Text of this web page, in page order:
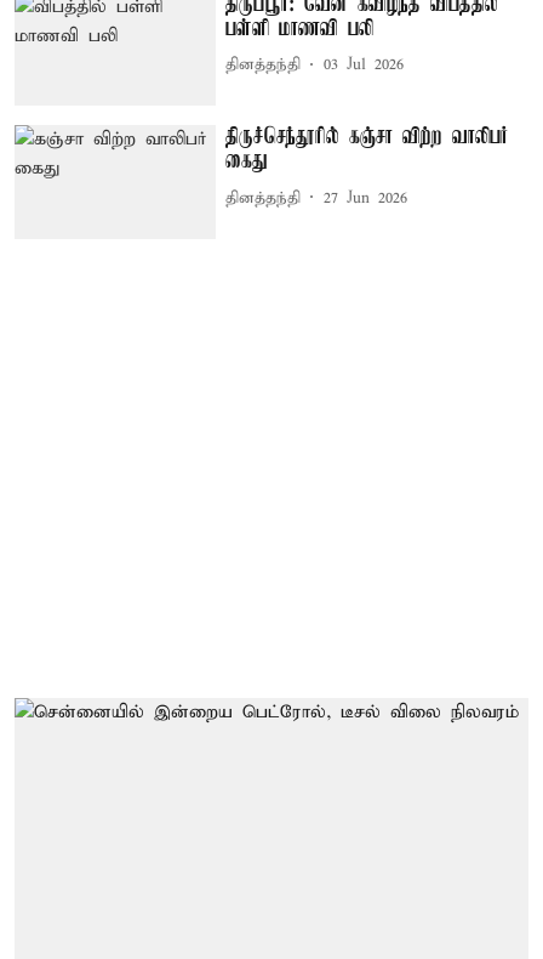
பள்ளி மாணவி பலி
தினத்தந்தி 03 Jul 2026
திருச்செந்தூரில் கஞ்சா விற்ற வாலிபர்
கைது
தினத்தந்தி 27 Jun 2026